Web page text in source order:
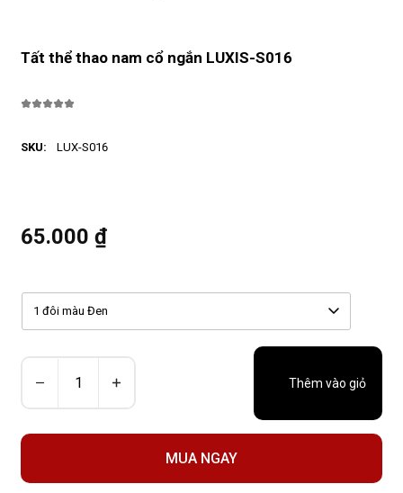
Tất thể thao nam cổ ngắn LUXIS-S016
SKU: LUX-S016
65.000 ₫
Thêm vào giỏ
MUA NGAY
1 đôi màu Đen